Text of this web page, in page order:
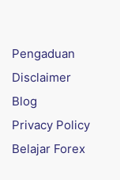
Pengaduan
Disclaimer
Blog
Privacy Policy
Belajar Forex